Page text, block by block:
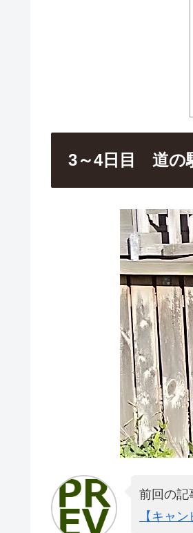
3～4日目 道の
前回の記
【キャ